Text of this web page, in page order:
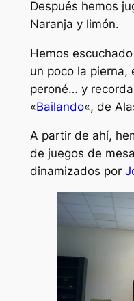
Después hemos
Naranja y limón.
Hemos
un poco la pierna,
peroné… y
«Bailando«, de
A partir de ahí,
de juegos de
dinamizados por